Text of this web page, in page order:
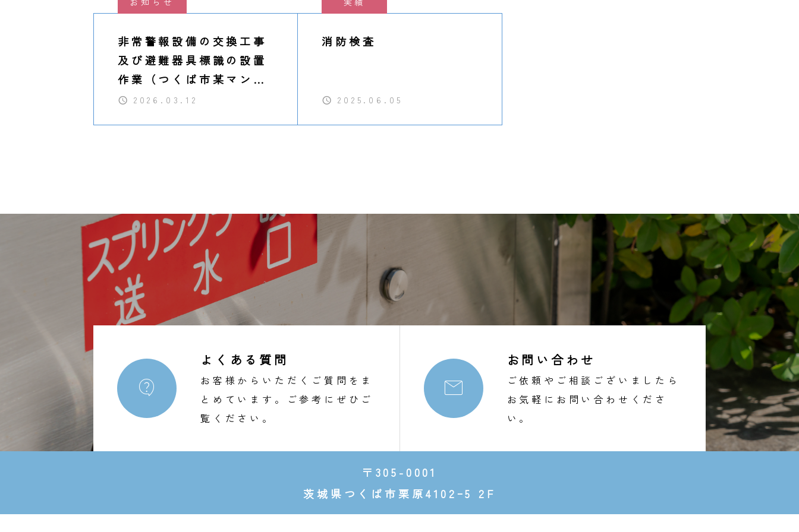
非常警報設備の交換工事
及び避難器具標識の設置
作業（つくば市某マンシ
ョン）
2026.03.12
消防検査
2025.06.05

よくある質問
お客様からいただくご質問をま
とめています。ご参考にぜひご
覧ください。

お問い合わせ
ご依頼やご相談ございましたら
お気軽にお問い合わせくださ
い。
〒305-0001
茨城県つくば市栗原4102ｰ5 2F